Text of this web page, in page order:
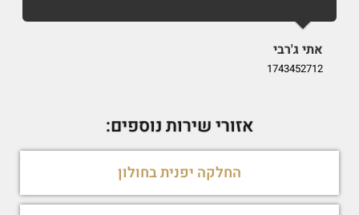
אתי ג'רבי
1743452712
אזורי שירות נוספים:
החלקה יפנית בחולון